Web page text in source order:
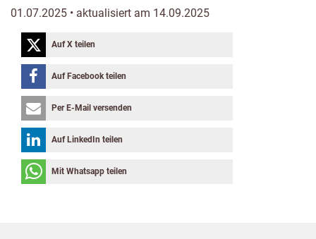
01.07.2025 • aktualisiert am 14.09.2025
Auf X teilen
Auf Facebook teilen
Per E-Mail versenden
Auf LinkedIn teilen
Mit Whatsapp teilen